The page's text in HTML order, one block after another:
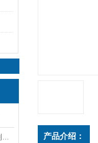
产品介绍：